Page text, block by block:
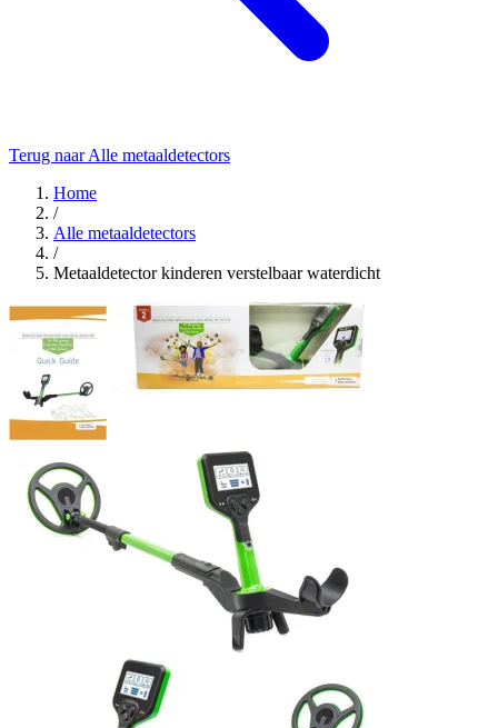
Terug naar Alle metaaldetectors
Home
/
Alle metaaldetectors
/
Metaaldetector kinderen verstelbaar waterdicht